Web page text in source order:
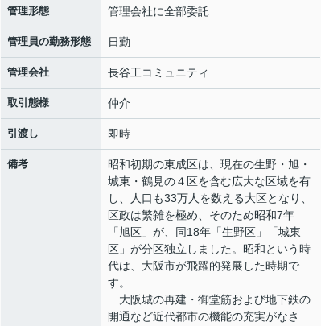
管理形態 管理会社に全部委託
管理員の勤務形態 日勤
管理会社 長谷工コミュニティ
取引態様 仲介
引渡し 即時
備考
昭和初期の東成区は、現在の生野・旭・
城東・鶴見の４区を含む広大な区域を有
し、人口も33万人を数える大区となり、
区政は繁雑を極め、そのため昭和7年
「旭区」が、同18年「生野区」「城東
区」が分区独立しました。昭和という時
代は、大阪市が飛躍的発展した時期で
す。
大阪城の再建・御堂筋および地下鉄の
開通など近代都市の機能の充実がなさ